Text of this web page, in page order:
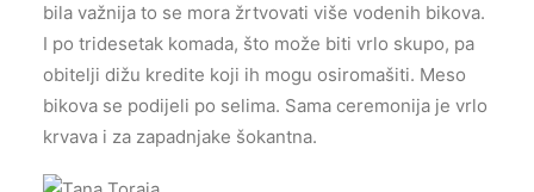
bila važnija to se mora žrtvovati više vodenih bikova.
I po tridesetak komada, što može biti vrlo skupo, pa
obitelji dižu kredite koji ih mogu osiromašiti. Meso
bikova se podijeli po selima. Sama ceremonija je vrlo
krvava i za zapadnjake šokantna.